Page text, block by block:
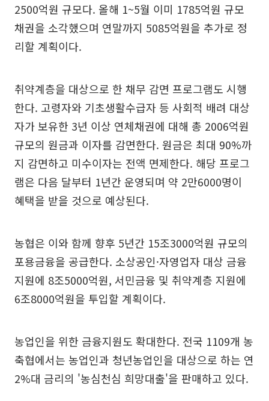
2500억원 규모다. 올해 1~5월 이미 1785억원 규모
채권을 소각했으며 연말까지 5085억원을 추가로 정
리할 계획이다.
취약계층을 대상으로 한 채무 감면 프로그램도 시행
한다. 고령자와 기초생활수급자 등 사회적 배려 대상
자가 보유한 3년 이상 연체채권에 대해 총 2006억원
규모의 원금과 이자를 감면한다. 원금은 최대 90%까
지 감면하고 미수이자는 전액 면제한다. 해당 프로그
램은 다음 달부터 1년간 운영되며 약 2만6000명이
혜택을 받을 것으로 예상된다.
농협은 이와 함께 향후 5년간 15조3000억원 규모의
포용금융을 공급한다. 소상공인·자영업자 대상 금융
지원에 8조5000억원, 서민금융 및 취약계층 지원에
6조8000억원을 투입할 계획이다.
농업인을 위한 금융지원도 확대한다. 전국 1109개 농
축협에서는 농업인과 청년농업인을 대상으로 하는 연
2%대 금리의 '농심천심 희망대출'을 판매하고 있다.